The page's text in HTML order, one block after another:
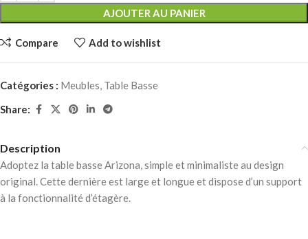
AJOUTER AU PANIER
Compare Add to wishlist
Catégories : Meubles, Table Basse
Share:
Description
Adoptez la table basse Arizona, simple et minimaliste au design
original. Cette dernière est large et longue et dispose d’un support
à la fonctionnalité d’étagère.